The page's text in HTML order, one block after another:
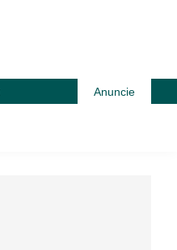
Anuncie